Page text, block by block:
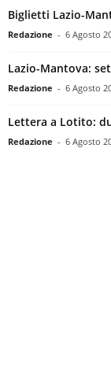
Biglietti Lazio-
Redazione - 6 Agosto
Lazio-Mantova:
Redazione - 6 Agosto
Lettera a Lotito:
Redazione - 6 Agosto